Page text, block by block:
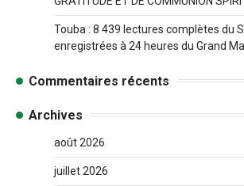
Touba : 8 439 lectures complètes du
enregistrées à 24 heures du Grand
Commentaires récents
Archives
août 2026
juillet 2026